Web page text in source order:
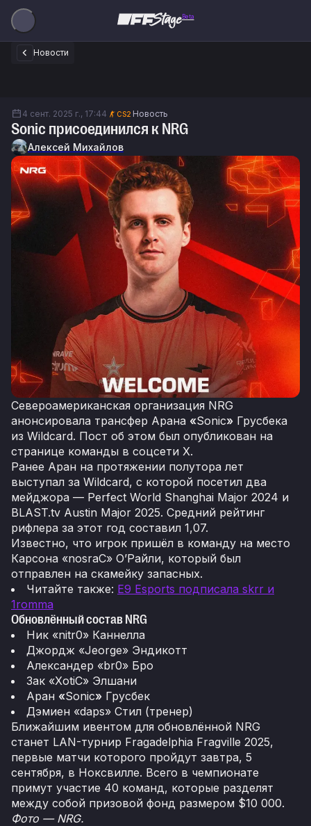
Beta
Новости
4 сент. 2025 г., 17:44 CS2 Новость
Sonic присоединился к NRG
Алексей Михайлов
Североамериканская организация NRG
анонсировала трансфер Арана «Sonic» Грусбека
из Wildcard. Пост об этом был опубликован на
странице команды в соцсети Х.
Ранее Аран на протяжении полутора лет
выступал за Wildcard, с которой посетил два
мейджора — Perfect World Shanghai Major 2024 и
BLAST.tv Austin Major 2025. Средний рейтинг
рифлера за этот год составил 1,07.
Известно, что игрок пришёл в команду на место
Карсона «nosraC» О’Райли, который был
отправлен на скамейку запасных.
Читайте также: E9 Esports подписала skrr и
1romma
Обновлённый состав NRG
Ник «nitr0» Каннелла
Джордж «Jeorge» Эндикотт
Александер «br0» Бро
Зак «XotiC» Элшани
Аран «Sonic» Грусбек
Дэмиен «daps» Стил (тренер)
Ближайшим ивентом для обновлённой NRG
станет LAN-турнир Fragadelphia Fragville 2025,
первые матчи которого пройдут завтра, 5
сентября, в Ноксвилле. Всего в чемпионате
примут участие 40 команд, которые разделят
между собой призовой фонд размером $10 000.
Фото — NRG.